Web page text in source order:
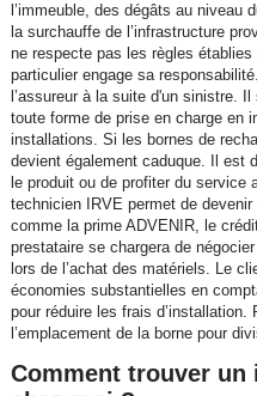
l’immeuble, des dégâts au niveau
la surchauffe de l’infrastructure
ne respecte pas les règles
particulier engage sa
l’assureur à la suite d'un sinistre.
toute forme de prise en charge en
installations. Si les bornes de
devient également caduque. Il est
le produit ou de profiter du service
technicien IRVE permet de
comme la prime ADVENIR, le
prestataire se chargera de
lors de l’achat des matériels. Le
économies substantielles en
pour réduire les frais
l’emplacement de la borne pour
Comment trouver